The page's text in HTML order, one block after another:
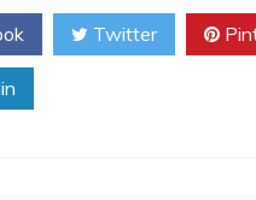
Twitter